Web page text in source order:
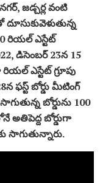
జడ్చర్ల వంటి
రియల్ ఎస్టేట్
డిసెంబర్ 23న 15
ఎస్టేట్ గ్రూపు
ఫస్ట్ బోర్డు మీటింగ్
బోర్డును 100
అతిపెద్ద బోర్డుగా
సాగుతున్నారు.